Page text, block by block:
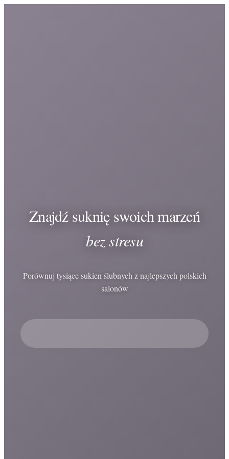
Znajdź suknię swoich marzeń
bez stresu
Porównuj tysiące sukien ślubnych z najlepszych polskich
salonów